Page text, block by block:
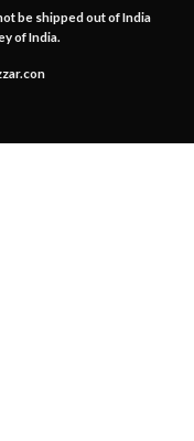
be shipped out of India
of India.